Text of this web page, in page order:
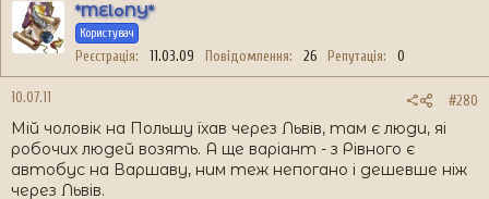
*MEloNY*
Користувач
Реєстрація 11.03.09 Повідомлення 26 Репутація 0
10.07.11 #280
Мій чоловік на Польшу їхав через Львів, там є люди, яі
робочих людей возять. А ще варіант - з Рівного є
автобус на Варшаву, ним теж непогано і дешевше ніж
через Львів.